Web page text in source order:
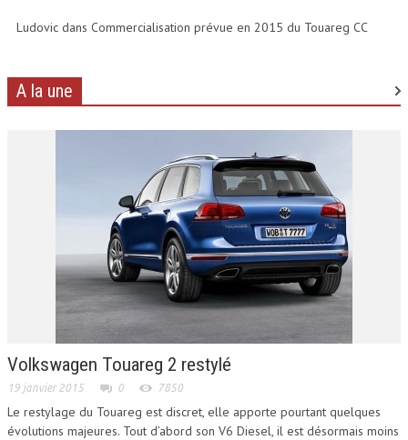
Ludovic dans Commercialisation prévue en 2015 du Touareg CC
A la une
Volkswagen Touareg 2 restylé
19 janvier 2015 0 7850
Le restylage du Touareg est discret, elle apporte pourtant quelques
évolutions majeures. Tout d’abord son V6 Diesel, il est désormais moins